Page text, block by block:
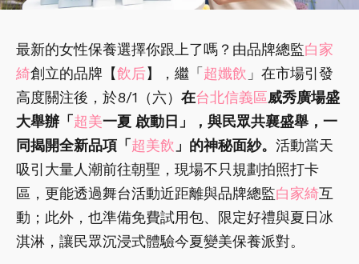
最新的女性保養選擇你跟上了嗎？由品牌總監白家
綺創立的品牌【飲后】，繼「 超孅飲 」在市場引發
高度關注後，於8/1（六） 在台北信義區威秀廣場盛
大舉辦「 超美一夏 啟動日」，與民眾共襄盛舉，一
同揭開全新品項「 超美飲 」的神秘面紗。 活動當天
吸引大量人潮前往朝聖，現場不只規劃拍照打卡
區，更能透過舞台活動近距離與品牌總監白家綺互
動；此外，也準備免費試用包、限定好禮與夏日冰
淇淋，讓民眾沉浸式體驗今夏變美保養派對。